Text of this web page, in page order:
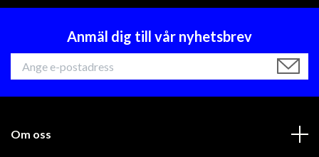
Anmäl dig till vår nyhetsbrev
Om oss